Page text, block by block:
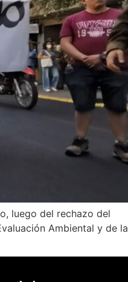
luego del rechazo del
Ambiental y de la